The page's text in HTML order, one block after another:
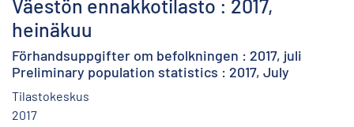
Väestön ennakkotilasto : 2017,
heinäkuu
Förhandsuppgifter om befolkningen : 2017, juli
Preliminary population statistics : 2017, July
Tilastokeskus
2017